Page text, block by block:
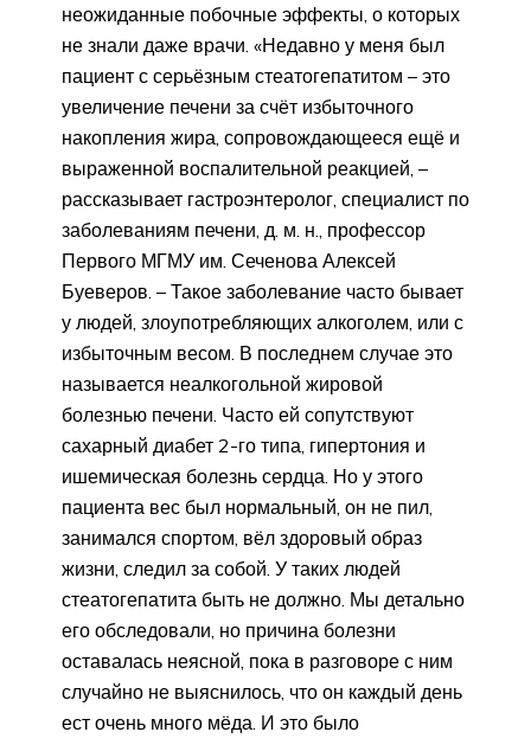
неожиданные побочные эффекты, о которых
не знали даже врачи. «Недавно у меня был
пациент с серьёзным стеатогепатитом – это
увеличение печени за счёт избыточного
накопления жира, сопровождающееся ещё и
выраженной воспалительной реакцией, –
рассказывает гастроэнтеролог, специалист по
заболеваниям печени, д. м. н., профессор
Первого МГМУ им. Сеченова Алексей
Буеверов. – Такое заболевание часто бывает
у людей, злоупотребляющих алкоголем, или с
избыточным весом. В последнем случае это
называется неалкогольной жировой
болезнью печени. Часто ей сопутствуют
сахарный диабет 2-го типа, гипертония и
ишемическая болезнь сердца. Но у этого
пациента вес был нормальный, он не пил,
занимался спортом, вёл здоровый образ
жизни, следил за собой. У таких людей
стеатогепатита быть не должно. Мы детально
его обследовали, но причина болезни
оставалась неясной, пока в разговоре с ним
случайно не выяснилось, что он каждый день
ест очень много мёда. И это было